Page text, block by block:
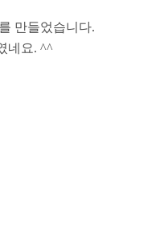
만들었습니다.
네요. ^^